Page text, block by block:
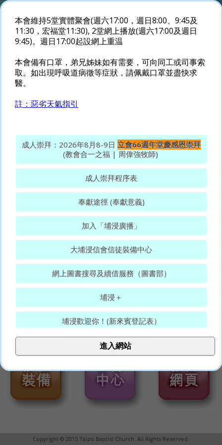
Copyright © 2015 Taipo Baptist Church. All Rights Reserved.
本會維持5堂實體聚會(週六17:00，週日8:00、9:45及
11:30，宏福堂11:30), 2堂網上播放(週六17:00及週日
9:45)。週日17:00起設網上重温
本會備有口罩，弟兄姊妹如有需要，可向同工或司事索
取。如出現呼吸道病徵等症狀，請佩戴口罩並盡快求
醫。
註：惡劣天氣指引
成人崇拜：2026年8月8-9日 立會66週年堂慶感恩崇拜
(教會合一之福 | 周偉強牧師)
成人崇拜程序表
奉獻途徑 (奉獻意義)
加入「埔浸廣播」
大埔浸信會信徒裝備中心
網上圖書搜尋及續借服務（圖書部）
埔浸＋
埔浸歡迎你！(新來賓登記表）
大埔浸信會代禱表
願賜平安的神，常和你們眾人同在。(羅15:33)
進入網站